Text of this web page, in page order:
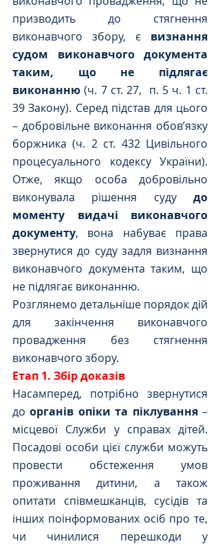
призводить до стягнення
виконавчого збору, є визнання
судом виконавчого документа
таким, що не підлягає
виконанню (ч. 7 ст. 27,  п. 5 ч. 1 ст.
39 Закону). Серед підстав для цього
– добровільне виконання обов’язку
боржника (ч. 2 ст. 432 Цивільного
процесуального кодексу України).
Отже, якщо особа добровільно
виконувала рішення суду до
моменту видачі виконавчого
документу, вона набуває права
звернутися до суду задля визнання
виконавчого документа таким, що
не підлягає виконанню.
Розглянемо детальніше порядок дій
для закінчення виконавчого
провадження без стягнення
виконавчого збору.
Етап 1. Збір доказів
Насамперед, потрібно звернутися
до органів опіки та піклування –
місцевої Служби у справах дітей.
Посадові особи цієї служби можуть
провести обстеження умов
проживання дитини, а також
опитати співмешканців, сусідів та
інших поінформованих осіб про те,
чи чинилися перешкоди у